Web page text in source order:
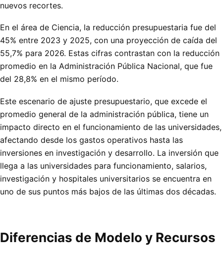
nuevos recortes.
En el área de Ciencia, la reducción presupuestaria fue del
45% entre 2023 y 2025, con una proyección de caída del
55,7% para 2026. Estas cifras contrastan con la reducción
promedio en la Administración Pública Nacional, que fue
del 28,8% en el mismo período.
Este escenario de ajuste presupuestario, que excede el
promedio general de la administración pública, tiene un
impacto directo en el funcionamiento de las universidades,
afectando desde los gastos operativos hasta las
inversiones en investigación y desarrollo. La inversión que
llega a las universidades para funcionamiento, salarios,
investigación y hospitales universitarios se encuentra en
uno de sus puntos más bajos de las últimas dos décadas.
Diferencias de Modelo y Recursos